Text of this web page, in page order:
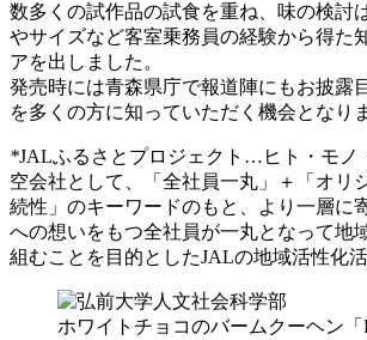
数多くの試作品の試食を重ね、味の検討
やサイズなど客室乗務員の経験から得た
アを出しました。
発売時には青森県庁で報道陣にもお披露
を多くの方に知っていただく機会となり
*JALふるさとプロジェクト…ヒト・モノ
空会社として、「全社員一丸」＋「オリ
続性」のキーワードのもと、より一層に
への想いをもつ全社員が一丸となって地
組むことを目的としたJALの地域活性化活
ホワイトチョコのバームクーヘン